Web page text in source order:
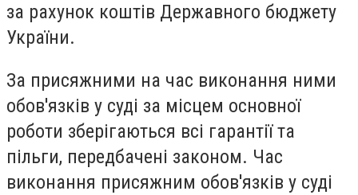
за рахунок коштів Державного бюджету
України.
За присяжними на час виконання ними
обов'язків у суді за місцем основної
роботи зберігаються всі гарантії та
пільги, передбачені законом. Час
виконання присяжним обов'язків у суді